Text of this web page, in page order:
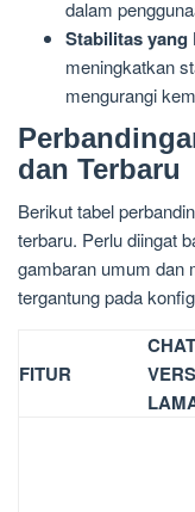
dalam
Stabilitas yang
meningkatkan
mengurangi
dan Terbaru
Berikut tabel
terbaru. Perlu diingat
gambaran umum dan
tergantung pada
FITUR